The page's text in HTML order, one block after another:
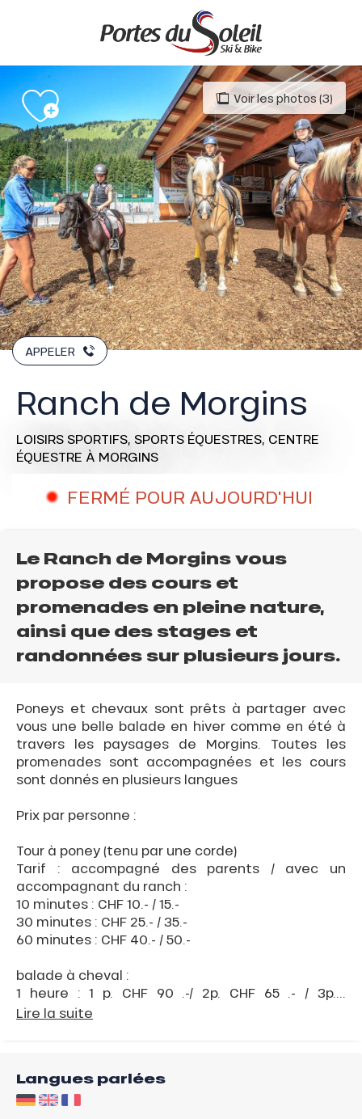
principal
Voir les photos (3)
APPELER
Ranch de Morgins
LOISIRS SPORTIFS, SPORTS ÉQUESTRES, CENTRE
ÉQUESTRE À MORGINS
FERMÉ POUR AUJOURD'HUI
Le Ranch de Morgins vous
propose des cours et
promenades en pleine nature,
ainsi que des stages et
randonnées sur plusieurs jours.
Poneys et chevaux sont prêts à partager avec
vous une belle balade en hiver comme en été à
travers les paysages de Morgins. Toutes les
promenades sont accompagnées et les cours
sont donnés en plusieurs langues
Prix par personne :
Tour à poney (tenu par une corde)
Tarif : accompagné des parents / avec un
accompagnant du ranch :
10 minutes : CHF 10.- / 15.-
30 minutes : CHF 25.- / 35.-
60 minutes : CHF 40.- / 50.-
balade à cheval :
1 heure : 1 p. CHF 90 .-/ 2p. CHF 65 .- / 3p....
Lire la suite
Langues parlées